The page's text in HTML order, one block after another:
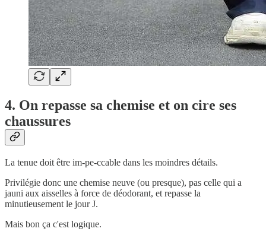
4. On repasse sa chemise et on cire ses
chaussures
La tenue doit être im-pe-ccable dans les moindres détails.
Privilégie donc une chemise neuve (ou presque), pas celle qui a
jauni aux aisselles à force de déodorant, et repasse la
minutieusement le jour J.
Mais bon ça c'est logique.